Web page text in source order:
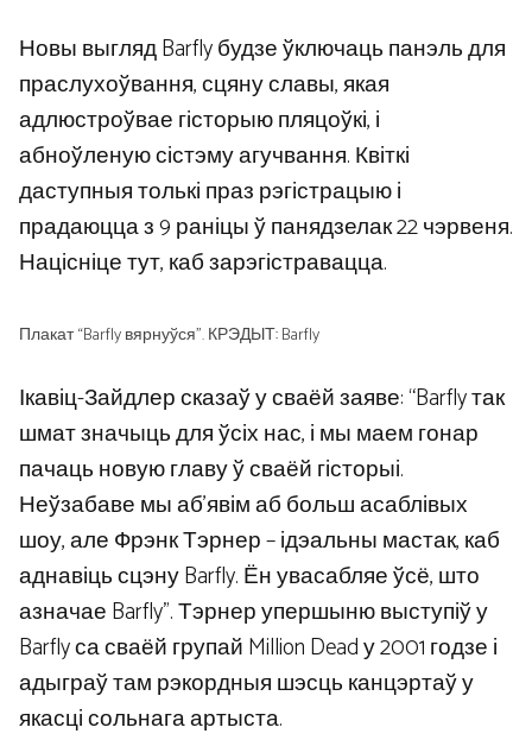
Новы выгляд Barfly будзе ўключаць панэль для
праслухоўвання, сцяну славы, якая
адлюстроўвае гісторыю пляцоўкі, і
абноўленую сістэму агучвання. Квіткі
даступныя толькі праз рэгістрацыю і
прадаюцца з 9 раніцы ў панядзелак 22 чэрвеня.
Націсніце тут, каб зарэгістравацца.
Плакат “Barfly вярнуўся”. КРЭДЫТ: Barfly
Ікавіц-Зайдлер сказаў у сваёй заяве: “Barfly так
шмат значыць для ўсіх нас, і мы маем гонар
пачаць новую главу ў сваёй гісторыі.
Неўзабаве мы аб’явім аб больш асаблівых
шоу, але Фрэнк Тэрнер – ідэальны мастак, каб
аднавіць сцэну Barfly. Ён увасабляе ўсё, што
азначае Barfly”. Тэрнер упершыню выступіў у
Barfly са сваёй групай Million Dead у 2001 годзе і
адыграў там рэкордныя шэсць канцэртаў у
якасці сольнага артыста.